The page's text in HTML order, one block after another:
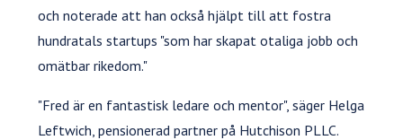
och noterade att han också hjälpt till att fostra
hundratals startups "som har skapat otaliga jobb och
omätbar rikedom."
"Fred är en fantastisk ledare och mentor", säger Helga
Leftwich, pensionerad partner på Hutchison PLLC.